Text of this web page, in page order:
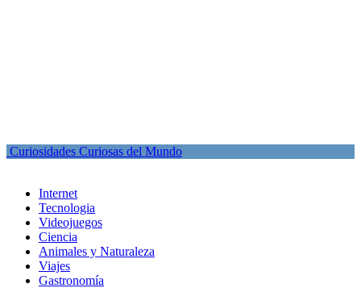
Curiosidades Curiosas del Mundo
Internet
Tecnologia
Videojuegos
Ciencia
Animales y Naturaleza
Viajes
Gastronomía